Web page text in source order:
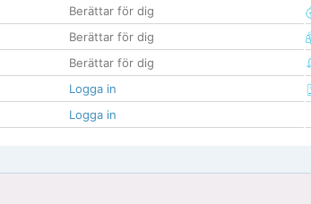
Berättar för dig
Berättar för dig
Berättar för dig
Logga in
Logga in